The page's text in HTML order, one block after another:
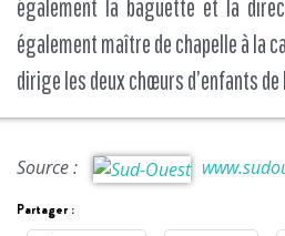
également la baguette et la
également maître de chapelle à la
dirige les deux chœurs d’enfants
Source :
Partager :